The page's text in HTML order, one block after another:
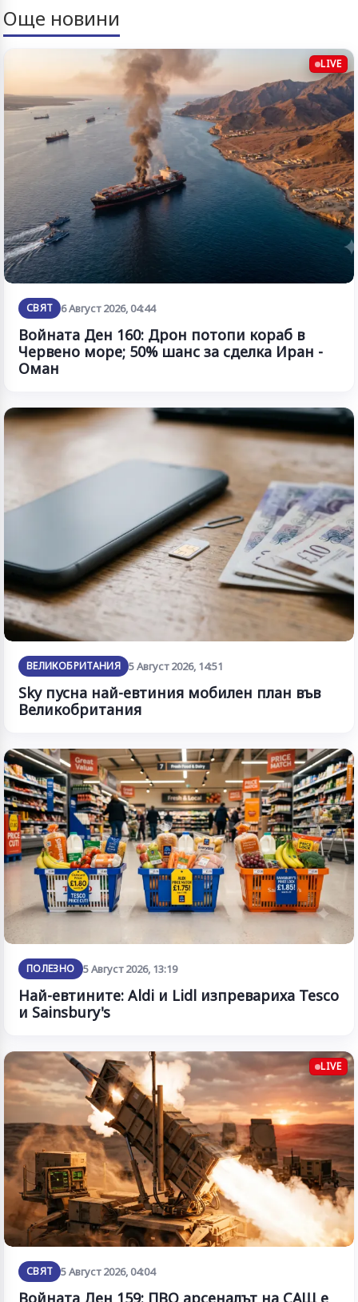
Още новини
LIVE
СВЯТ 6 Август 2026, 04:44
Войната Ден 160: Дрон потопи кораб в
Червено море; 50% шанс за сделка Иран -
Оман
ВЕЛИКОБРИТАНИЯ 5 Август 2026, 14:51
Sky пусна най-евтиния мобилен план във
Великобритания
ПОЛЕЗНО 5 Август 2026, 13:19
Най-евтините: Aldi и Lidl изпревариха Tesco
и Sainsbury's
LIVE
СВЯТ 5 Август 2026, 04:04